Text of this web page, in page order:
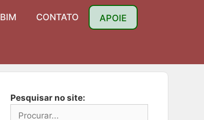
BIM CONTATO APOIE
Pesquisar no site: